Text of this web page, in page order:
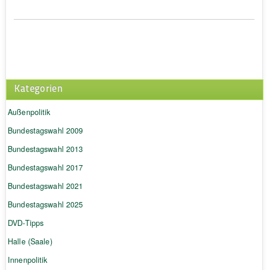
Kategorien
Außenpolitik
Bundestagswahl 2009
Bundestagswahl 2013
Bundestagswahl 2017
Bundestagswahl 2021
Bundestagswahl 2025
DVD-Tipps
Halle (Saale)
Innenpolitik